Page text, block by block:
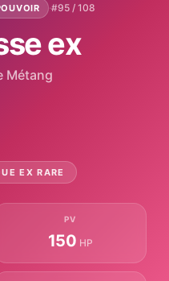
·#95 / 108
ex
Métang
EX RARE
PV
150 HP